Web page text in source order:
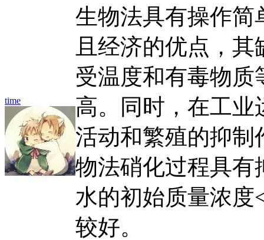
time
生物法具有操作简
且经济的优点，
受温度和有毒物
高。同时，在工业
活动和繁殖的抑制
物法硝化过程具有
水的初始质量浓度
较好。